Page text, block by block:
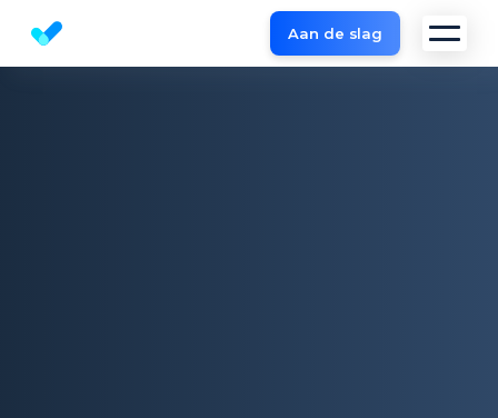
Kostenlose SEO Website Check Aan de slag